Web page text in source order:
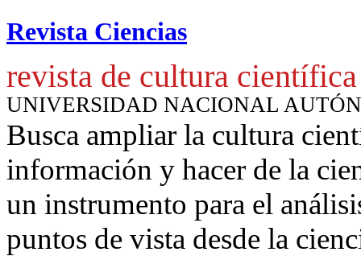
Revista Ciencias
revista de cultura científica
UNIVERSIDAD NACIONAL
Busca ampliar la cultura
información y hacer de la
un instrumento para el
puntos de vista desde la